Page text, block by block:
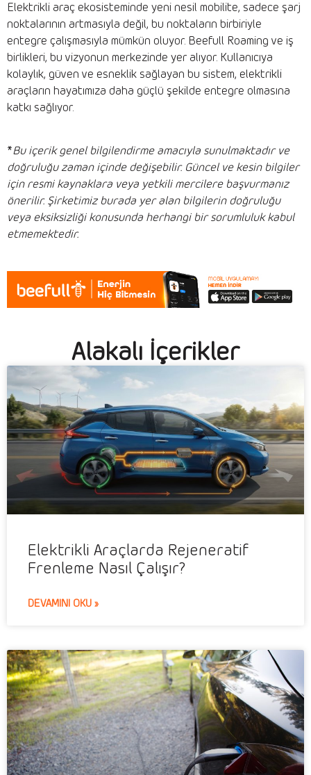
Elektrikli araç ekosisteminde yeni nesil mobilite, sadece şarj
noktalarının artmasıyla değil, bu noktaların birbiriyle
entegre çalışmasıyla mümkün oluyor. Beefull Roaming ve iş
birlikleri, bu vizyonun merkezinde yer alıyor. Kullanıcıya
kolaylık, güven ve esneklik sağlayan bu sistem, elektrikli
araçların hayatımıza daha güçlü şekilde entegre olmasına
katkı sağlıyor.
*Bu içerik genel bilgilendirme amacıyla sunulmaktadır ve
doğruluğu zaman içinde değişebilir. Güncel ve kesin bilgiler
için resmi kaynaklara veya yetkili mercilere başvurmanız
önerilir. Şirketimiz burada yer alan bilgilerin doğruluğu
veya eksiksizliği konusunda herhangi bir sorumluluk kabul
etmemektedir.
Alakalı İçerikler
Elektrikli Araçlarda Rejeneratif
Frenleme Nasıl Çalışır?
DEVAMINI OKU »